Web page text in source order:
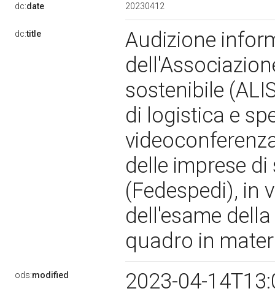
dc:date 20230412
dc:title
Audizione
sostenibile
di logistica e
delle imprese
(Fedespedi), in
dell'esame
quadro in
ods:modified 2023-04-